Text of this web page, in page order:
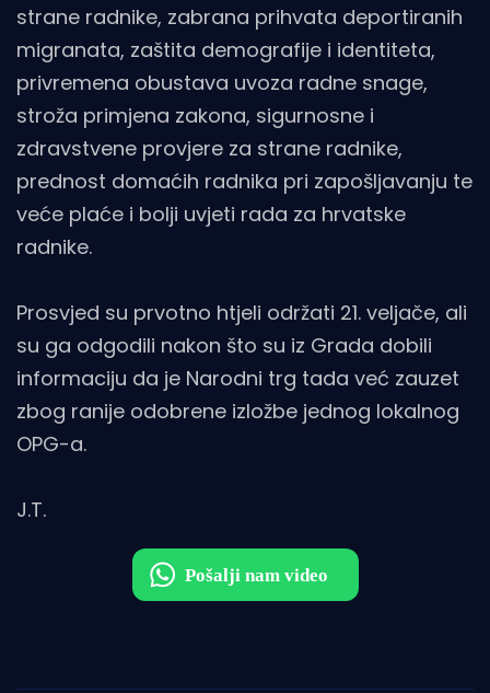
strane radnike, zabrana prihvata deportiranih
migranata, zaštita demografije i identiteta,
privremena obustava uvoza radne snage,
stroža primjena zakona, sigurnosne i
zdravstvene provjere za strane radnike,
prednost domaćih radnika pri zapošljavanju te
veće plaće i bolji uvjeti rada za hrvatske
radnike.
Prosvjed su prvotno htjeli održati 21. veljače, ali
su ga odgodili nakon što su iz Grada dobili
informaciju da je Narodni trg tada već zauzet
zbog ranije odobrene izložbe jednog lokalnog
OPG-a.
J.T.